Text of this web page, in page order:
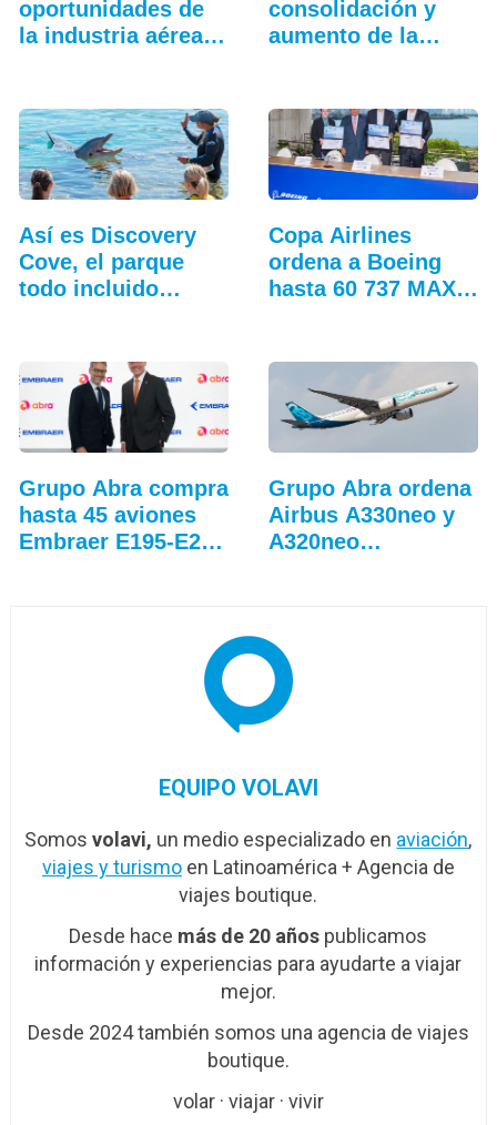
oportunidades de
la industria aérea
consolidación y
aumento de la
Así es Discovery
Cove, el parque
todo incluido
Copa Airlines
ordena a Boeing
hasta 60 737 MAX
Grupo Abra compra
hasta 45 aviones
Embraer E195-E2…
Grupo Abra ordena
Airbus A330neo y
A320neo
EQUIPO VOLAVI
Somosvolavi, un medio especializado en aviación,
viajes y turismoen Latinoamérica + Agencia de
viajes boutique.
Desde hace más de 20 años publicamos
información y experiencias para ayudarte a viajar
mejor.
Desde 2024 también somos una agencia de viajes
boutique.
volar · viajar · vivir